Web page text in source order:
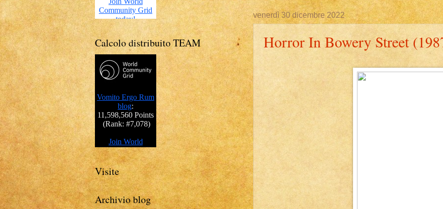
venerdì 30 dicembre 2022
Horror In Bowery Street
Calcolo distribuito TEAM
Visite
Archivio blog